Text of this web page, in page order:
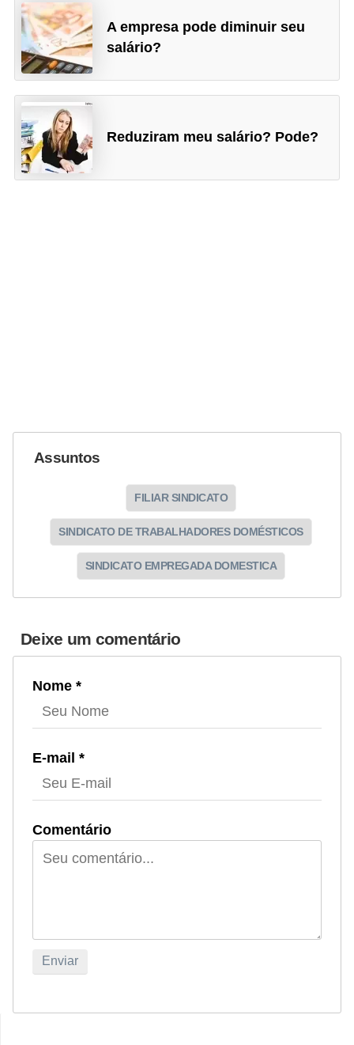
A empresa pode diminuir seu
salário?
Reduziram meu salário? Pode?
Assuntos
FILIAR SINDICATO
SINDICATO DE TRABALHADORES DOMÉSTICOS
SINDICATO EMPREGADA DOMESTICA
Deixe um comentário
Nome *
E-mail *
Comentário
e
p
o
n
t
o